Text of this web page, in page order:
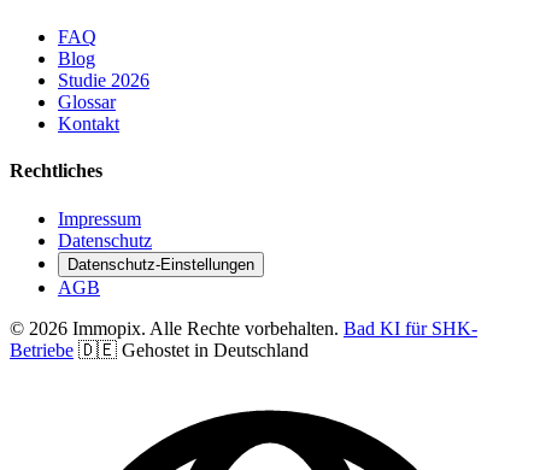
FAQ
Blog
Studie 2026
Glossar
Kontakt
Rechtliches
Impressum
Datenschutz
Datenschutz-Einstellungen
AGB
© 2026 Immopix. Alle Rechte vorbehalten. Bad KI für SHK-
Betriebe 🇩🇪 Gehostet in Deutschland